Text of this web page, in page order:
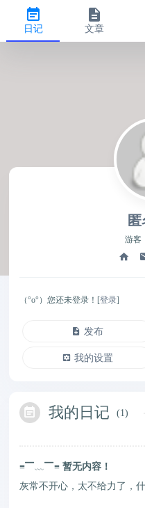
游客
（°ο°）您还未登录！[登录]
发布
我的设置
日记 文章
我的日记 (1)
≡▔﹏▔≡暂无内容！
灰常不开心，太不给力了，